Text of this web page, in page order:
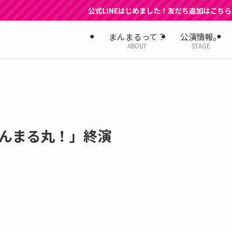
公式LINEはじめました！友だち追加はこちら
まんまるって？
ABOUT
公演情報。
STAGE
まる丸！」終演